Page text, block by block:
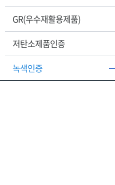
GR(우수재활용제품)
저탄소제품인증
녹색인증